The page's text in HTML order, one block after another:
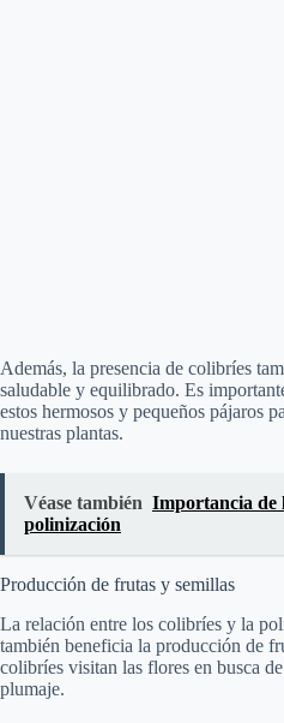
Además, la presencia de colibríes
saludable y equilibrado. Es
estos hermosos y pequeños pájaros
nuestras plantas.
Véase también Importancia de
polinización
Producción de frutas y semillas
La relación entre los colibríes y la
también beneficia la producción de
colibríes visitan las flores en busca
plumaje.